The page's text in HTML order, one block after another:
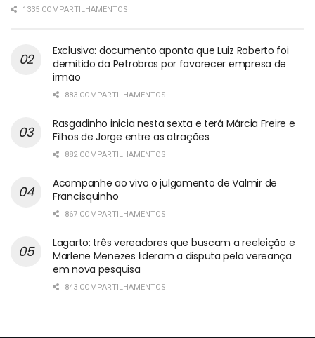
1335 COMPARTILHAMENTOS
Exclusivo: documento aponta que Luiz Roberto foi
demitido da Petrobras por favorecer empresa de
irmão
883 COMPARTILHAMENTOS
Rasgadinho inicia nesta sexta e terá Márcia Freire e
Filhos de Jorge entre as atrações
882 COMPARTILHAMENTOS
Acompanhe ao vivo o julgamento de Valmir de
Francisquinho
867 COMPARTILHAMENTOS
Lagarto: três vereadores que buscam a reeleição e
Marlene Menezes lideram a disputa pela vereança
em nova pesquisa
843 COMPARTILHAMENTOS